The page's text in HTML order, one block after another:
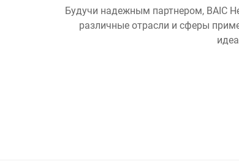
Будучи надежным партнером, BAIC
различные отрасли и сферы